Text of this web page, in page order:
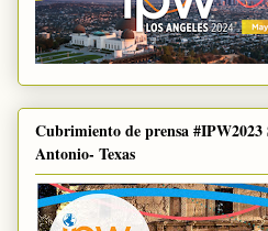
Cubrimiento de prensa #IPW2023
Antonio- Texas